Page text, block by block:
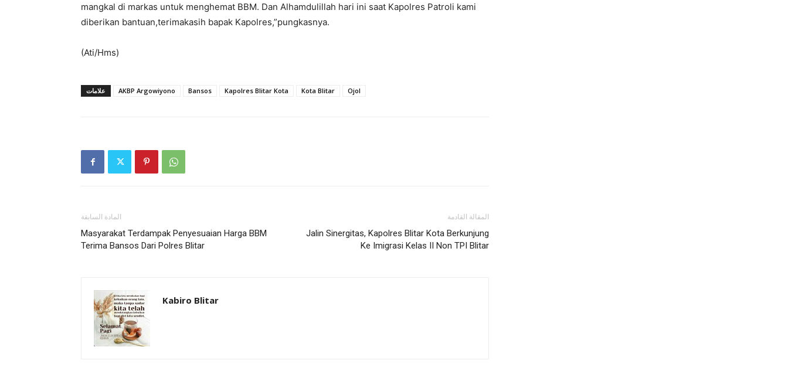
mangkal di markas untuk menghemat BBM. Dan Alhamdulillah hari ini saat Kapolres Patroli kami
diberikan bantuan,terimakasih bapak Kapolres,”pungkasnya.
(Ati/Hms)
علامات AKBP Argowiyono Bansos Kapolres Blitar Kota Kota Blitar Ojol
المادة السابقة
Masyarakat Terdampak Penyesuaian Harga BBM
Terima Bansos Dari Polres Blitar
المقالة القادمة
Jalin Sinergitas, Kapolres Blitar Kota Berkunjung
Ke Imigrasi Kelas II Non TPI Blitar
Kabiro Blitar